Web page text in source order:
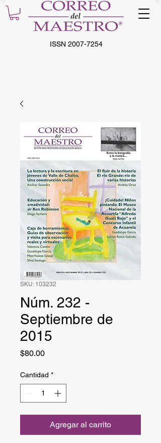
ISSN 2007-7254
SKU: 103232
Núm. 232 -
Septiembre de
2015
$80.00Precio
Cantidad *
Agregar al carrito